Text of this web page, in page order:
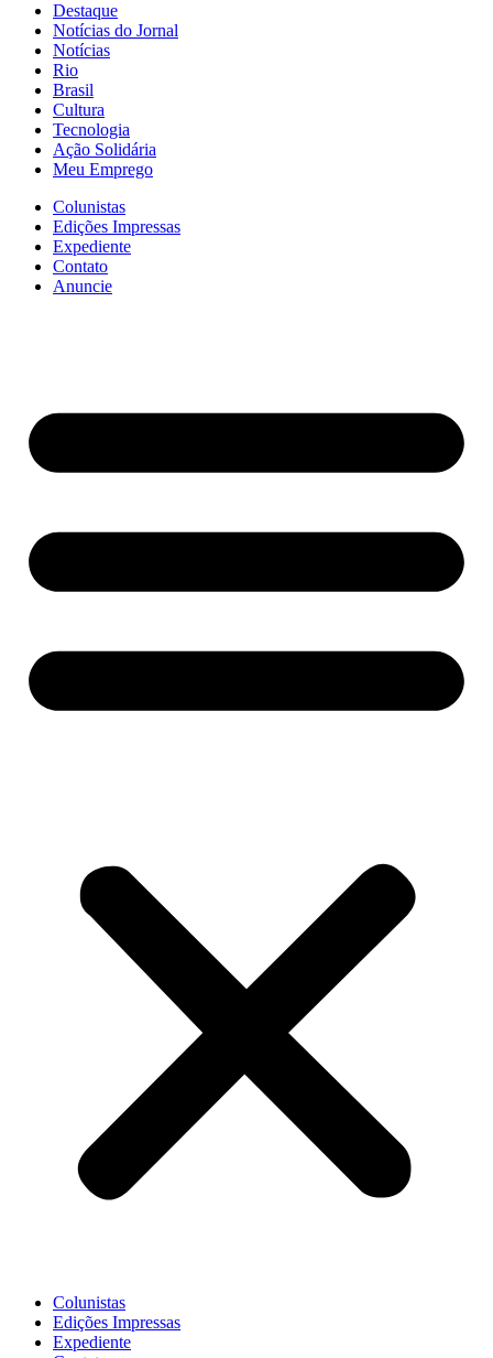
Destaque
Notícias do Jornal
Notícias
Rio
Brasil
Cultura
Tecnologia
Ação Solidária
Meu Emprego
Colunistas
Edições Impressas
Expediente
Contato
Anuncie
Colunistas
Edições Impressas
Expediente